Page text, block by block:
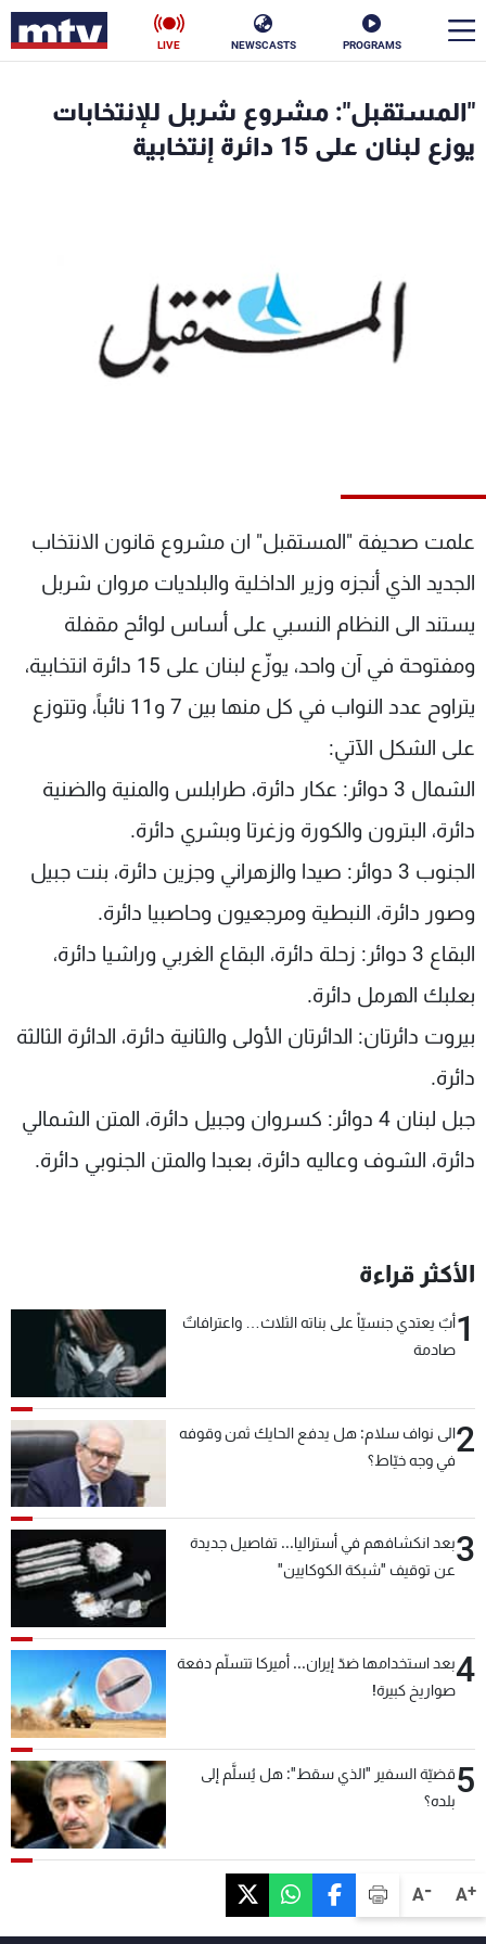
PROGRAMS
NEWSCASTS
LIVE
A+
A-
"المستقبل": مشروع شربل للإنتخابات
يوزع لبنان على 15 دائرة إنتخابية
علمت صحيفة "المستقبل" ان مشروع قانون الانتخاب
الجديد الذي أنجزه وزير الداخلية والبلديات مروان شربل
يستند الى النظام النسبي على أساس لوائح مقفلة
ومفتوحة في آن واحد، يوزّع لبنان على 15 دائرة انتخابية،
يتراوح عدد النواب في كل منها بين 7 و11 نائباً، وتتوزع
على الشكل الآتي:
الشمال 3 دوائر: عكار دائرة، طرابلس والمنية والضنية
دائرة، البترون والكورة وزغرتا وبشري دائرة.
الجنوب 3 دوائر: صيدا والزهراني وجزين دائرة، بنت جبيل
وصور دائرة، النبطية ومرجعيون وحاصبيا دائرة.
البقاع 3 دوائر: زحلة دائرة، البقاع الغربي وراشيا دائرة،
بعلبك الهرمل دائرة.
بيروت دائرتان: الدائرتان الأولى والثانية دائرة، الدائرة الثالثة
دائرة.
جبل لبنان 4 دوائر: كسروان وجبيل دائرة، المتن الشمالي
دائرة، الشوف وعاليه دائرة، بعبدا والمتن الجنوبي دائرة.
الأكثر قراءة
1أبٌ يعتدي جنسيّاً على بناته الثلاث… واعترافاتٌ
صادمة
2الى نواف سلام: هل يدفع الحايك ثمن وقوفه
في وجه خيّاط؟
3بعد انكشافهم في أستراليا... تفاصيل جديدة
عن توقيف "شبكة الكوكايين"
4بعد استخدامها ضدّ إيران... أميركا تتسلّم دفعة
صواريخ كبيرة!
5قضيّة السفير "الذي سقط": هل يُسلَّم إلى
بلده؟
الأخبار
رياضة
كأس العالم
الترددات
الإنـتـاج
لاعلاناتكم
وظائف
تواصل معنا
شروط الإسـتخدام
سياسة الخصوصية